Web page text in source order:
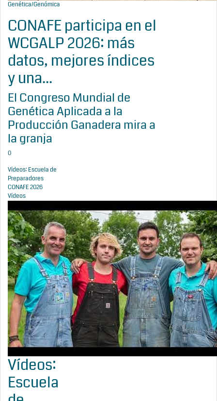
Genética/Genómica
CONAFE participa en el
WCGALP 2026: más
datos, mejores índices
y una...
El Congreso Mundial de
Genética Aplicada a la
Producción Ganadera mira a
la granja
0
Vídeos: Escuela de
Preparadores
CONAFE 2026
Vídeos
Vídeos:
Escuela